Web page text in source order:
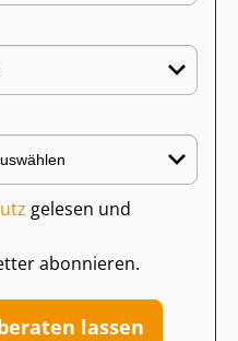
gelesen und
abonnieren.
lassen